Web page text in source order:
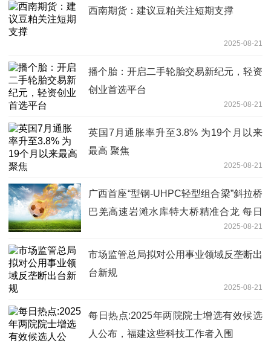
西南期货：建议豆粕关注短期支撑
2025-08-21
播个胎：开启二手轮胎交易新纪元，轻资
创业首选平台
2025-08-21
英国7月通胀率升至3.8% 为19个月以来
最高 聚焦
2025-08-21
广西首座“型钢-UHPC轻型组合梁”斜拉桥
巴羌高速岩滩水库特大桥精准合龙 每日
2025-08-21
市场监管总局拟对公用事业领域反垄断出
台新规
2025-08-21
每日热点:2025年两院院士增选有效候选
人公布，福建这些科技工作者入围